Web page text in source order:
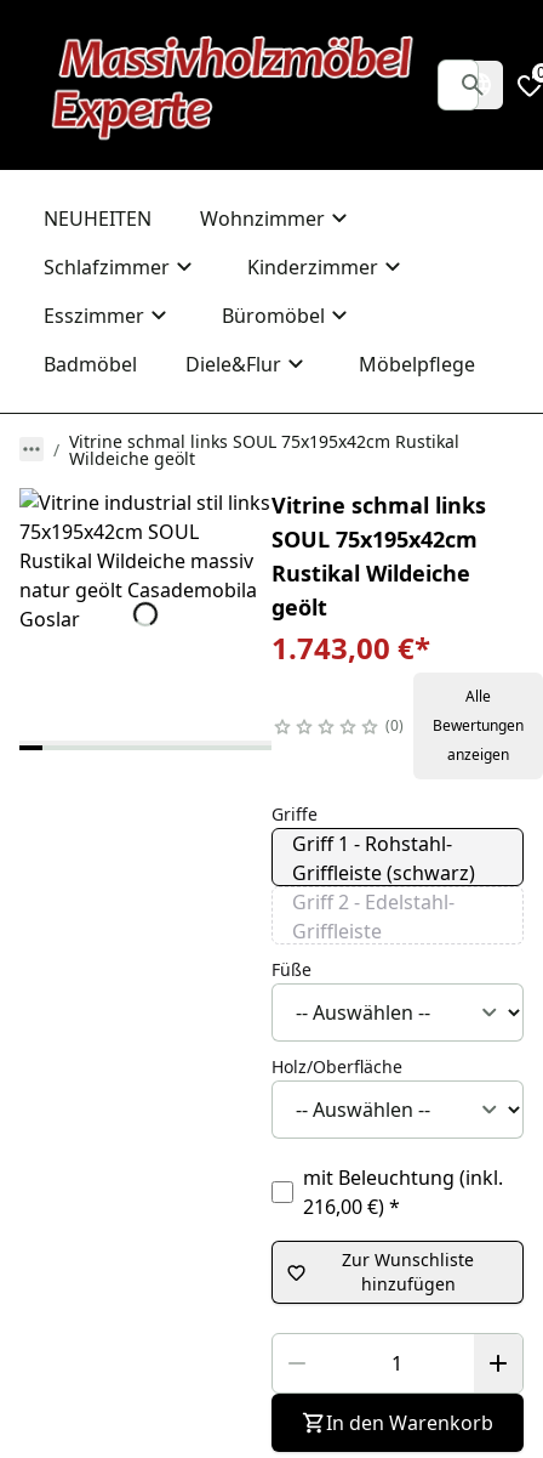
NEUHEITEN
Wohnzimmer
Schlafzimmer
Kinderzimmer
Esszimmer
Büromöbel
Badmöbel
Diele&Flur Möbelpflege
Vitrine schmal links SOUL 75x195x42cm Rustikal
Wildeiche geölt
Vitrine schmal links
SOUL 75x195x42cm
Rustikal Wildeiche
geölt
1.743,00 €*
0
Alle
Bewertungen
anzeigen
Griffe
Griff 1 - Rohstahl-
Griffleiste (schwarz)
Griff 2 - Edelstahl-
Griffleiste
Füße
Holz/Oberfläche
mit Beleuchtung (inkl.
216,00 €)*
Zur Wunschliste
hinzufügen
In den Warenkorb